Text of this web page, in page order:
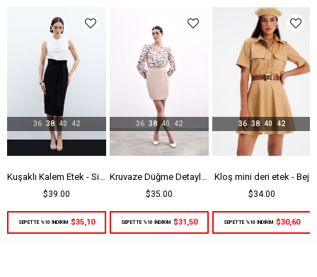
$39.00
36 38 40 42
SEPETTE %10 İNDİRİM $35,10
$35.00
36 38 40 42
SEPETTE %10 İNDİRİM $31,50
Kloş mini deri etek - Bej
$34.00
36 38 40 42
SEPETTE %10 İNDİRİM $30,60